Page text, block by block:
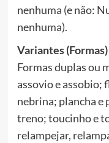
nenhuma (e não:
nenhuma).
Variantes (Formas)
Formas duplas ou
assovio e assobio;
nebrina; plancha e
treno; toucinho e
relampejar,